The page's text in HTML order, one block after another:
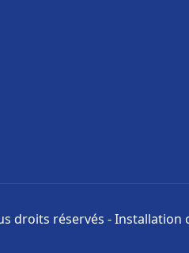
droits réservés - Installation